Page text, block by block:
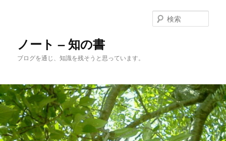
へ
移
移
動
ノート – 知の書
ブログを通じ、知識を残そうと思っています。
索